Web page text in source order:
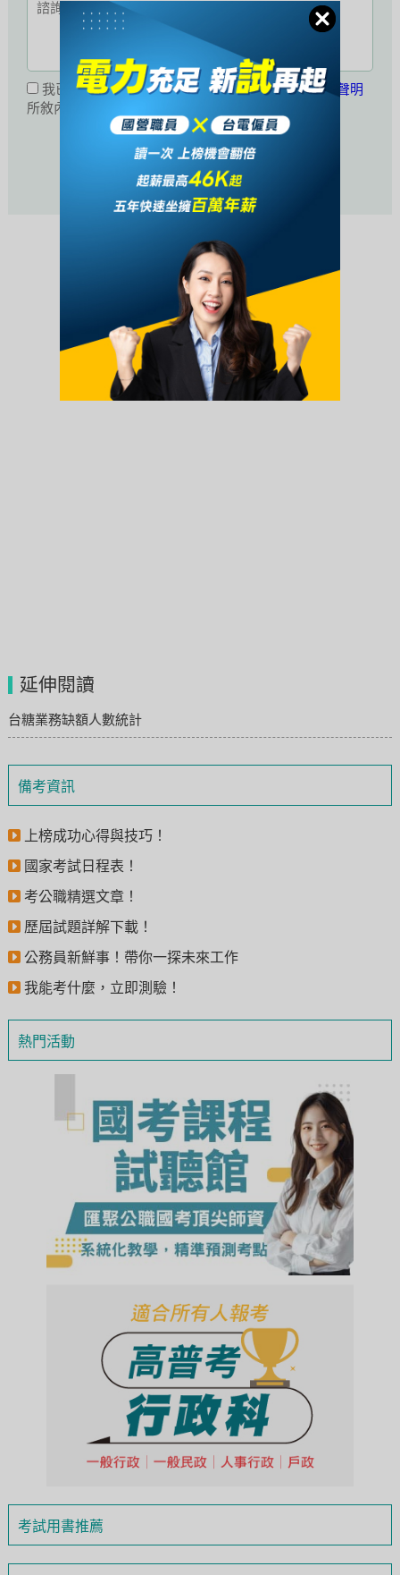
備考資訊
上榜成功心得與技巧！
國家考試日程表！
考公職精選文章！
歷屆試題詳解下載！
公務員新鮮事！帶你一探未來工作
我能考什麼，立即測驗！
熱門活動
考試用書推薦
我已閱讀並同意接受公職王會員服務條款暨隱私權聲明
所敘內容。
活動未開始或已結束
延伸閱讀
台糖業務缺額人數統計